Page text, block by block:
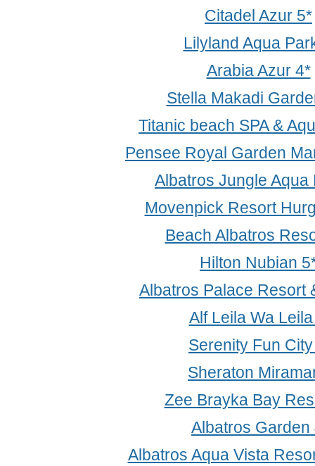
Citadel Azur 5*
Lilyland Aqua
Arabia Azur 4*
Stella Makadi
Titanic beach SPA &
Pensee Royal Garden
Albatros Jungle Aqua
Movenpick Resort
Beach Albatros
Hilton Nubian
Albatros Palace Resort
Alf Leila Wa
Serenity Fun
Sheraton
Zee Brayka Bay
Albatros Garden
Albatros Aqua Vista